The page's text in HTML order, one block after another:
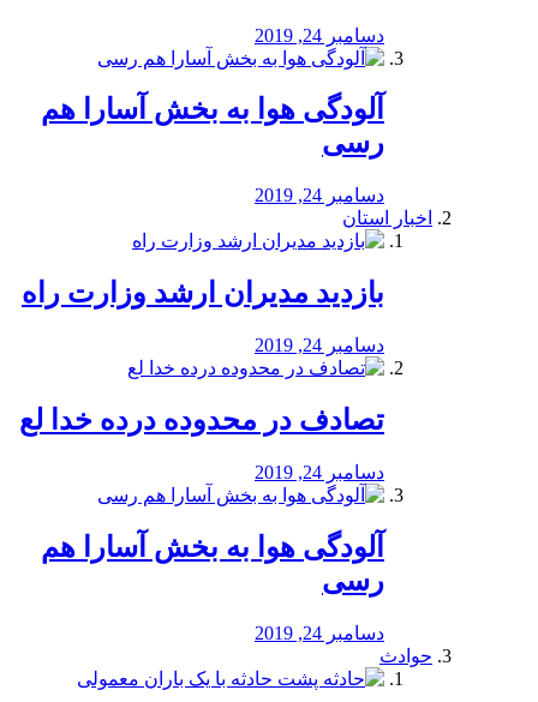
دسامبر 24, 2019
آلودگی هوا به بخش آسارا هم
رسی
دسامبر 24, 2019
اخبار استان
بازدید مدیران ارشد وزارت راه
دسامبر 24, 2019
تصادف در محدوده درده خدا لع
دسامبر 24, 2019
آلودگی هوا به بخش آسارا هم
رسی
دسامبر 24, 2019
حوادث